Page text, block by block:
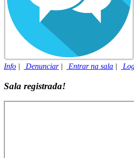
Info | Denunciar| Entrar na sala |
Sala registrada!